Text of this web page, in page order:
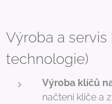
Výroba a
technologie)
Výroba klíčů
načtení klíče a